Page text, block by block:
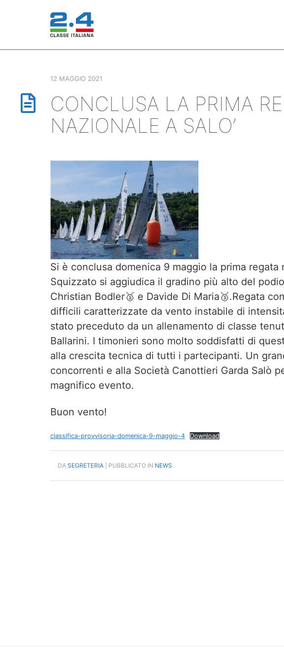
12 MAGGIO 2021
CONCLUSA LA PRIMA
NAZIONALE A SALO’
Si è conclusa domenica 9 maggio la prima regata
Squizzato si aggiudica il gradino più alto del
Christian Bodler🥈 e Davide Di Maria🥉.Regata
difficili caratterizzate da vento instabile di
stato preceduto da un allenamento di classe
Ballarini. I timonieri sono molto soddisfatti di
alla crescita tecnica di tutti i partecipanti. Un
concorrenti e alla Società Canottieri Garda Salò
magnifico evento.
Buon vento!
classifica-provvisoria-domenica-9-maggio-4 Download
DA SEGRETERIA | PUBBLICATO IN NEWS